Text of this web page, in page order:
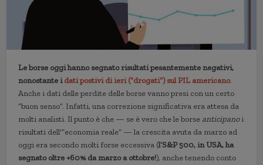
Le borse oggi hanno segnato risultati pesantemente negativi,
nonostante idati postivi di ieri (“drogati”) sul PIL americano.
Anche i dati delle perdite delle borse vanno presi con un certo
“buon senso”. Infatti, una correzione significativa era attesa da
molti analisti. Il punto è che — se è vero che le borse anticipanoi
risultati dell'”economia reale” — la crescita avuta da marzo ad
oggi era secondo molti forse eccessiva (l’S&P 500, in USA, ha
segnato oltre +60% da marzo a ottobre!), anche tenendo conto